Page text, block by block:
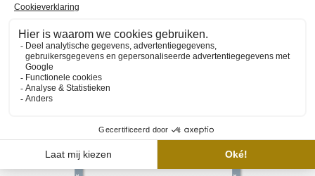
RETROLINE 1047MM ADD-
€69,95